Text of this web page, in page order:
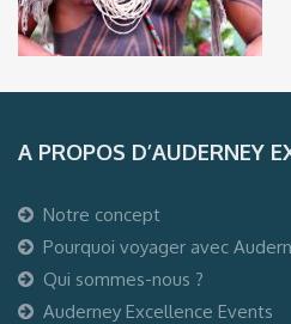
A PROPOS D’AUDERNEY
Notre concept
Pourquoi voyager avec
Qui sommes-nous ?
Auderney Excellence Events